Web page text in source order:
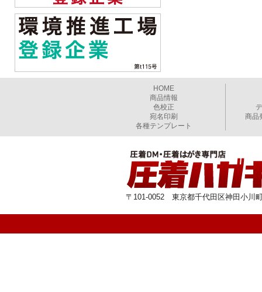
HOME
商品情報
色校正
宛名印刷
各種テンプレート
商品
〒101-0052 東京都千代田区神田小川